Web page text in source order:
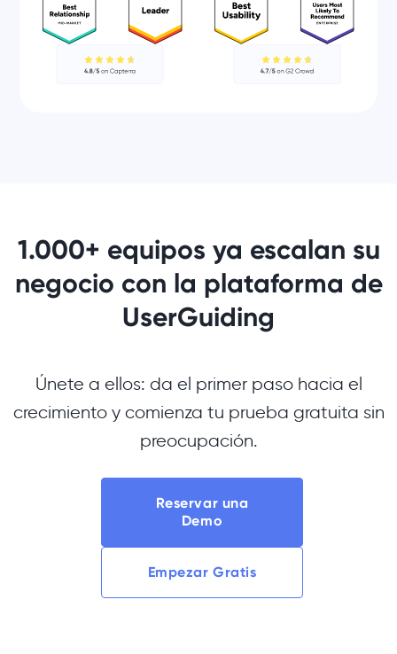
1.000+ equipos ya escalan su
negocio con la plataforma de
UserGuiding
Únete a ellos: da el primer paso hacia el
crecimiento y comienza tu prueba gratuita sin
preocupación.
Reservar una
Demo
Empezar Gratis